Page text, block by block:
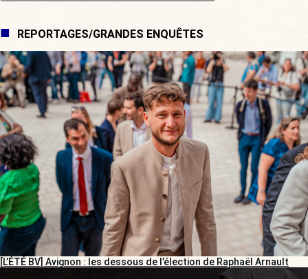
REPORTAGES/GRANDES ENQUÊTES
[L’ÉTÉ BV] Avignon : les dessous de l’élection de Raphaël Arnault